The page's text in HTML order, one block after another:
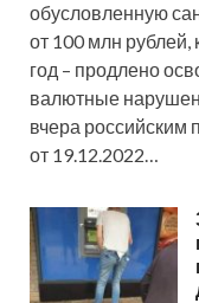
обусловленную
от 100 млн рублей,
год – продлено
валютные
вчера российским
от 19.12.2022…